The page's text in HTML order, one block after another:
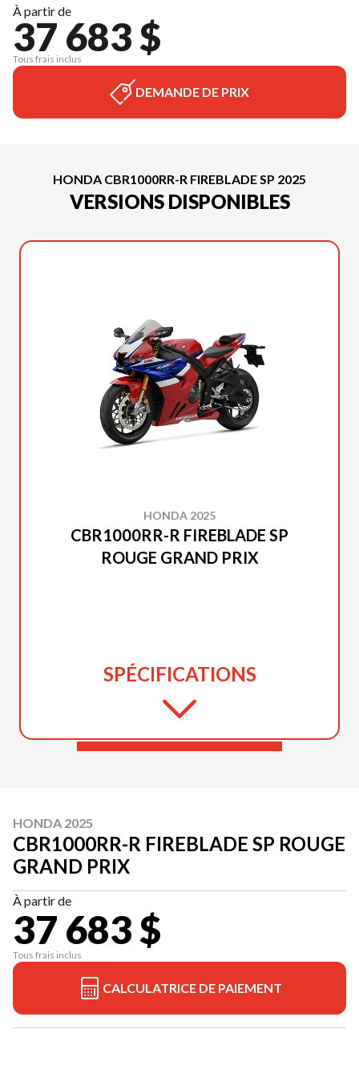
À partir de
37 683 $
Tous frais inclus
DEMANDE DE PRIX
HONDA CBR1000RR-R FIREBLADE SP 2025
VERSIONS DISPONIBLES
HONDA 2025
CBR1000RR-R FIREBLADE SP
ROUGE GRAND PRIX
SPÉCIFICATIONS
HONDA 2025
CBR1000RR-R FIREBLADE SP ROUGE
GRAND PRIX
À partir de
37 683 $
Tous frais inclus
CALCULATRICE DE PAIEMENT